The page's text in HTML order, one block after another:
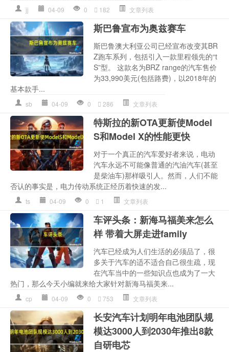
jj 04-09 0 182 文章列表
斯巴鲁宣布为奥兹赛车
斯巴鲁澳大利亚公司已经宣布改变其BR
Z跑车系列，包括引入一款里程领先的“t
S”型。 这款名为BRZ range的汽车售价
为33,990美元(包括路费)，以2018年的
基本款手...
sb 04-09 0 286 文章列表
特斯拉的新OTA更新使Model
S和Model X的性能更快
对于一个真正的汽车爱好者来说，电动
汽车永远不可能像普通的汽油汽车(甚至
是柴油车)那样吸引人。然而，人们不能
否认的事实是，电力传动系统正经历着快速的发...
ts 04-09 0 1 文章列表
车评头条：新海马福美来怎么
样 带着大屏走进family
汽车已经成为人们生活的必须品了，很
多关于汽车的适不适合自己很生疏，现
在汽车当中的一些知识点也成为了一大
热门，那么今天小编就来给大家针对新海马福美来...
cp 04-09 0 753 文章列表
长安汽车计划明年电池团队规
模达3000人到2030年推出8款
自研电芯